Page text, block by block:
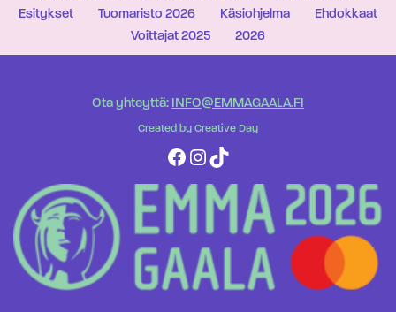
Esitykset
Tuomaristo 2026 Käsiohjelma
Ehdokkaat
Voittajat 2025
2026
Ota yhteyttä: INFO@EMMAGAALA.FI
Created by Creative Day